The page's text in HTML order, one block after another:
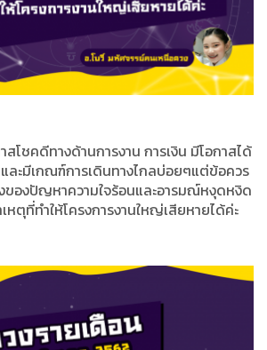
สโชคดีทางด้านการงาน การเงิน มีโอกาสได้
ะมีเกณฑ์การเดินทางไกลบ่อยๆแต่ข้อควร
องของปัญหาความใจร้อนและอารมณ์หงุดหงิด
เหตุที่ทำให้โครงการงานใหญ่เสียหายได้ค่ะ